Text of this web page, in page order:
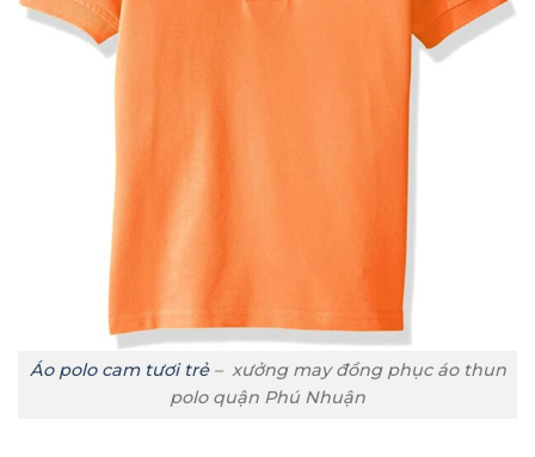
Áo polo cam tươi trẻ– xưởng may đồng phục áo thun
polo quận Phú Nhuận